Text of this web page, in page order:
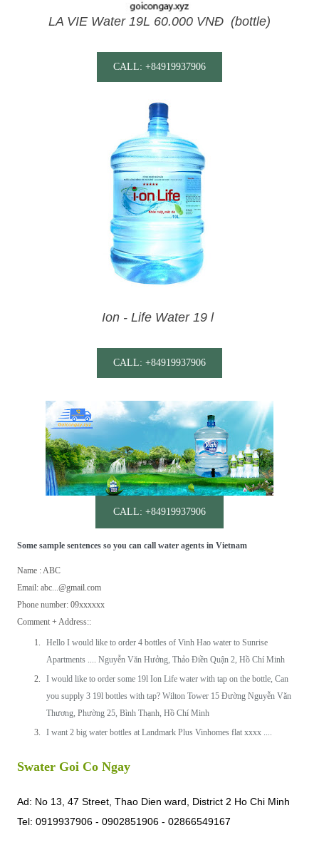
LA VIE Water 19L 60.000 VNĐ (bottle)
CALL: +84919937906
Ion - Life Water 19 l
CALL: +84919937906
CALL: +84919937906
Some sample sentences so you can call water agents in Vietnam
Name : ABC
Email: abc...@gmail.com
Phone number: 09xxxxxx
​Comment + Address::
Hello I would like to order 4 bottles of Vinh Hao water to Sunrise
Apartments .... Nguyễn Văn Hưởng, Thảo Điền Quận 2, Hồ Chí Minh
I would like to order some 19l Ion Life water with tap on the bottle, Can
you supply 3 19l bottles with tap? Wilton Tower 15 Đường Nguyễn Văn
Thương, Phường 25, Bình Thạnh, Hồ Chí Minh
I want 2 big water bottles at Landmark Plus Vinhomes flat xxxx ....
Swater Goi Co Ngay
Ad: No 13, 47 Street, Thao Dien ward, District 2 Ho Chi Minh
Tel: 0919937906 - 0902851906 - 02866549167